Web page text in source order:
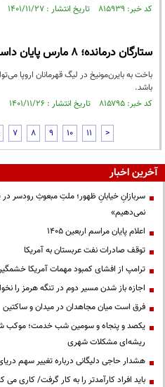
کد خبر: ۸۱۵۹۳۹ تاریخ انتشار : ۱۴۰۱/۱۱/۲۷
ستارگان درمانده؛ ۸ مارس پایان داستان مسی، نیمار، امباپه
باخت به بایرن‌مونیخ در لیگ قهرمانان اروپا
باشد.
کد خبر: ۸۱۵۷۹۵ تاریخ انتشار : ۱۴۰۱/۱۱/۲۶
7 8 9 10 11 >
آخرین اخبار
سربازانِ خیابانِ ظهور؛ ملتِ مبعوثِ رودسر در
نمی‌دهیم»
اعلام پایان مراسم اربعین ۱۴۰۵
توقف صادرات نفت عربستان به آمریکا
ترامپ از افشای کمبود مهمات آمریکا
اجازه باز شدن مسیر دوم در تنگه هرمز را
فرق است میان مجاهدان در میدان و ساکتین
یکصد و پنجاه و سومین شب خدمت؛ موکب
ریشه‌ای مشکلات شهری
هشدار حاجی دلیگانی درباره تغییر سهم
باید افراد کارآمدتر را به کار گرفت/